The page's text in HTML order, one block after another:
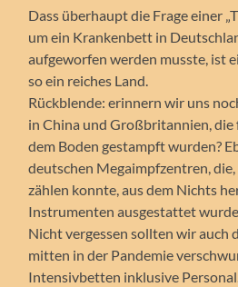
Dass überhaupt die Frage einer
um ein Krankenbett in
aufgeworfen werden musste, ist
so ein reiches Land.
Rückblende: erinnern wir uns
in China und Großbritannien, die
dem Boden gestampft wurden?
deutschen Megaimpfzentren,
zählen konnte, aus dem Nichts
Instrumenten ausgestattet
Nicht vergessen sollten wir auch
mitten in der Pandemie
Intensivbetten inklusive